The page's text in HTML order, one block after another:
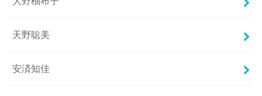
天野聡美
安済知佳